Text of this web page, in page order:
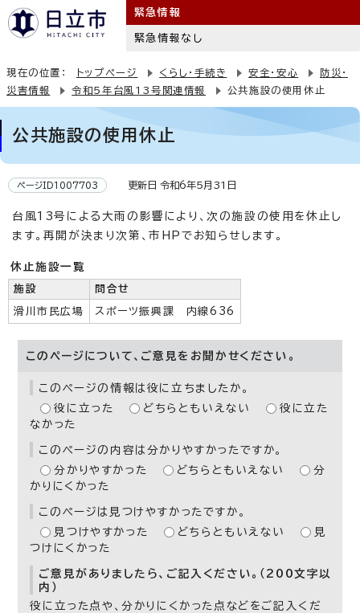
緊急情報
緊急情報なし
現在の位置： トップページ くらし・手続き 安全・安心
防災・
災害情報
令和5年台風13号関連情報 公共施設の使用休止
公共施設の使用休止
ページID1007703 更新日 令和6年5月31日
台風13号による大雨の影響により、次の施設の使用を休止し
ます。再開が決まり次第、市HPでお知らせします。
休止施設一覧
施設 問合せ
滑川市民広場 スポーツ振興課 内線636
このページについて、ご意見をお聞かせください。
このページの情報は役に立ちましたか。
役に立った
どちらともいえない
役に立た
なかった
このページの内容は分かりやすかったですか。
分かりやすかった
どちらともいえない
分
かりにくかった
このページは見つけやすかったですか。
見つけやすかった
どちらともいえない
見
つけにくかった
ご意見がありましたら、ご記入ください。（200文字以
内）
役に立った点や、分かりにくかった点などをご記入くだ